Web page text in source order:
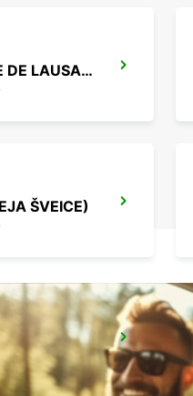
ŽENEVA PILSETA RUE DE LAUSANNE
ŠVEICE)